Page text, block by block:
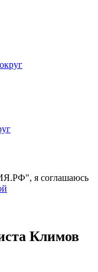
я соглашаюсь
Климов